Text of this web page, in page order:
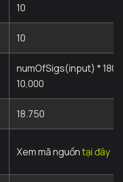
10
10
numOfSigs(input) *
10,000
18.750
Xem mã nguồntại đây